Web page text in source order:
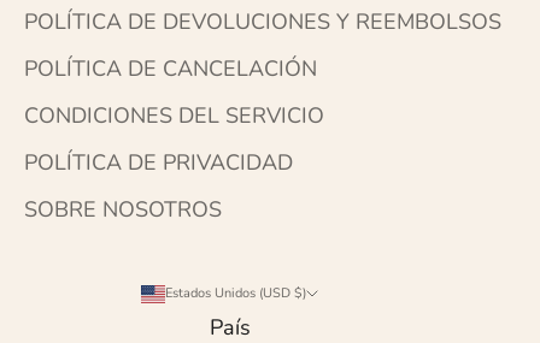
POLÍTICA DE DEVOLUCIONES Y REEMBOLSOS
POLÍTICA DE CANCELACIÓN
CONDICIONES DEL SERVICIO
POLÍTICA DE PRIVACIDAD
SOBRE NOSOTROS
Estados Unidos (USD $)
País